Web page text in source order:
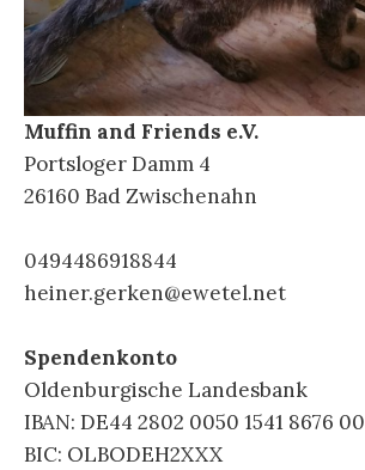
Muffin and Friends e.V.
Portsloger Damm 4
26160 Bad Zwischenahn
0494486918844
heiner.gerken@ewetel.net
Spendenkonto
Oldenburgische Landesbank
IBAN: DE44 2802 0050 1541 8676 00
BIC: OLBODEH2XXX